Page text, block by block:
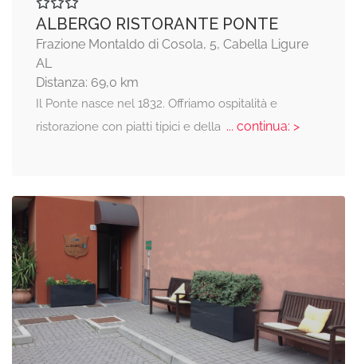
ALBERGO RISTORANTE PONTE
Frazione Montaldo di Cosola, 5, Cabella Ligure
AL
Distanza: 69,0 km
Il Ponte nasce nel 1832. Offriamo ospitalità e
ristorazione con piatti tipici e della... continua: >